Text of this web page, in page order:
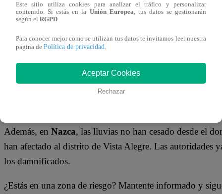
la información que brinda Senamhi”.
Desde Arequipa, la situación es crítica. En el distrito de
a las fuertes precipitaciones.
gobierno que avise con tiempo de todo lo que
explicó el peligro en Chosica:
Además, en Nazca, las lluvias no han cesado desde el
han afectado al distrito de Vista Alegre. Las autoridades
los damnificados.
¿Estás en una zona de riesgo? Mantente informado y
Este sitio utiliza cookies para analizar el tráfico y personalizar
contenido. Si estás en la Unión Europea , tus datos se gestionarán
según el RGPD
Para conocer mejor como se utilizan tus datos te invitamos leer nuestra
pagina de Política de privacidad
Aceptar Cookies
Rechazar